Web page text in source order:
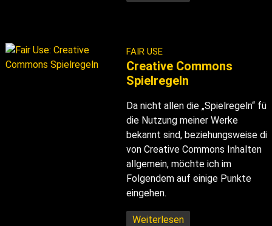
FAIR USE
Creative Commons
Spielregeln
Da nicht allen die „Spielregeln“ für
die Nutzung meiner Werke
bekannt sind, beziehungsweise die
von Creative Commons Inhalten
allgemein, möchte ich im
Folgendem auf einige Punkte
eingehen.
Weiterlesen